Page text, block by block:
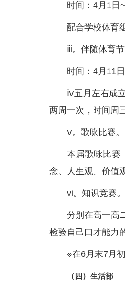
时间：4月1日
配合学校体育
ⅲ。伴随体育
时间：4月11
ⅳ五月左右成
两周一次，时间周
ⅴ。歌咏比赛。
本届歌咏比赛
念、人生观、价值
vi。知识竞赛。
分别在高一高
检验自己口才能力
※在6月末7月
（四）生活部